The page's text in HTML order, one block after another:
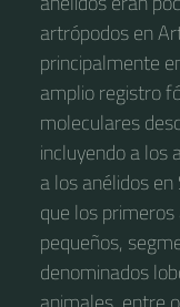
artrópodos en
principalmente
amplio registro
moleculares
incluyendo a los
a los anélidos
que los
pequeños,
denominados